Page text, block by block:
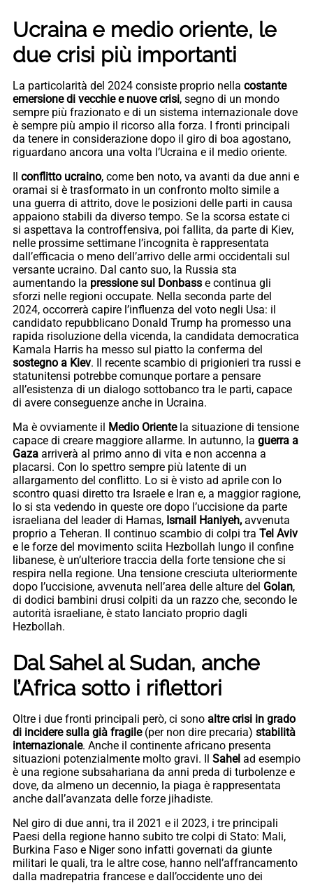
Ucraina e medio oriente, le
due crisi più importanti
La particolarità del 2024 consiste proprio nella costante
emersione di vecchie e nuove crisi, segno di un mondo
sempre più frazionato e di un sistema internazionale dove
è sempre più ampio il ricorso alla forza. I fronti principali
da tenere in considerazione dopo il giro di boa agostano,
riguardano ancora una volta l’Ucraina e il medio oriente.
Il conflitto ucraino, come ben noto, va avanti da due anni e
oramai si è trasformato in un confronto molto simile a
una guerra di attrito, dove le posizioni delle parti in causa
appaiono stabili da diverso tempo. Se la scorsa estate ci
si aspettava la controffensiva, poi fallita, da parte di Kiev,
nelle prossime settimane l’incognita è rappresentata
dall’efficacia o meno dell’arrivo delle armi occidentali sul
versante ucraino. Dal canto suo, la Russia sta
aumentando la pressione sul Donbass e continua gli
sforzi nelle regioni occupate. Nella seconda parte del
2024, occorrerà capire l’influenza del voto negli Usa: il
candidato repubblicano Donald Trump ha promesso una
rapida risoluzione della vicenda, la candidata democratica
Kamala Harris ha messo sul piatto la conferma del
sostegno a Kiev. Il recente scambio di prigionieri tra russi e
statunitensi potrebbe comunque portare a pensare
all’esistenza di un dialogo sottobanco tra le parti, capace
di avere conseguenze anche in Ucraina.
Ma è ovviamente il Medio Orientela situazione di tensione
capace di creare maggiore allarme. In autunno, la guerra a
Gaza arriverà al primo anno di vita e non accenna a
placarsi. Con lo spettro sempre più latente di un
allargamento del conflitto. Lo si è visto ad aprile con lo
scontro quasi diretto tra Israele e Iran e, a maggior ragione,
lo si sta vedendo in queste ore dopo l’uccisione da parte
israeliana del leader di Hamas, Ismail Haniyeh, avvenuta
proprio a Teheran. Il continuo scambio di colpi tra Tel Aviv
e le forze del movimento sciita Hezbollah lungo il confine
libanese, è un’ulteriore traccia della forte tensione che si
respira nella regione. Una tensione cresciuta ulteriormente
dopo l’uccisione, avvenuta nell’area delle alture del Golan,
di dodici bambini drusi colpiti da un razzo che, secondo le
autorità israeliane, è stato lanciato proprio dagli
Hezbollah.
Dal Sahel al Sudan, anche
l’Africa sotto i riflettori
Oltre i due fronti principali però, ci sono altre crisi in grado
di incidere sulla già fragile (per non dire precaria) stabilità
internazionale. Anche il continente africano presenta
situazioni potenzialmente molto gravi. Il Sahel ad esempio
è una regione subsahariana da anni preda di turbolenze e
dove, da almeno un decennio, la piaga è rappresentata
anche dall’avanzata delle forze jihadiste.
Nel giro di due anni, tra il 2021 e il 2023, i tre principali
Paesi della regione hanno subito tre colpi di Stato: Mali,
Burkina Faso e Niger sono infatti governati da giunte
militari le quali, tra le altre cose, hanno nell’affrancamento
dalla madrepatria francese e dall’occidente uno dei